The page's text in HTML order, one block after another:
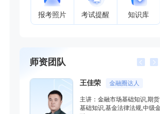
报考照片 考试提醒 知识库
师资团队
王佳荣 金融圈达人
主讲：金融市场基础知识,期货
基础知识,基金法律法规,中级